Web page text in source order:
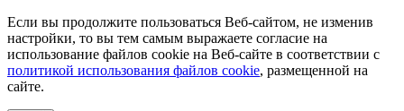
Если вы продолжите пользоваться Веб-сайтом, не изменив
настройки, то вы тем самым выражаете согласие на
использование файлов cookie на Веб-сайте в соответствии с
политикой использования файлов cookie, размещенной на
сайте.